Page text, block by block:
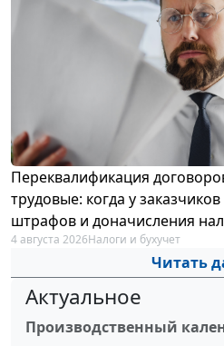
Переквалификация
трудовые: когда у
штрафов и доначисления
4 августа 2026Налоги и бухучет
Читать
Актуальное
Производственный